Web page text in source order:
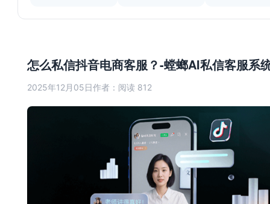
怎么私信抖音电商客服？-螳螂AI私信客服系
2025年12月05日作者： 阅读 812